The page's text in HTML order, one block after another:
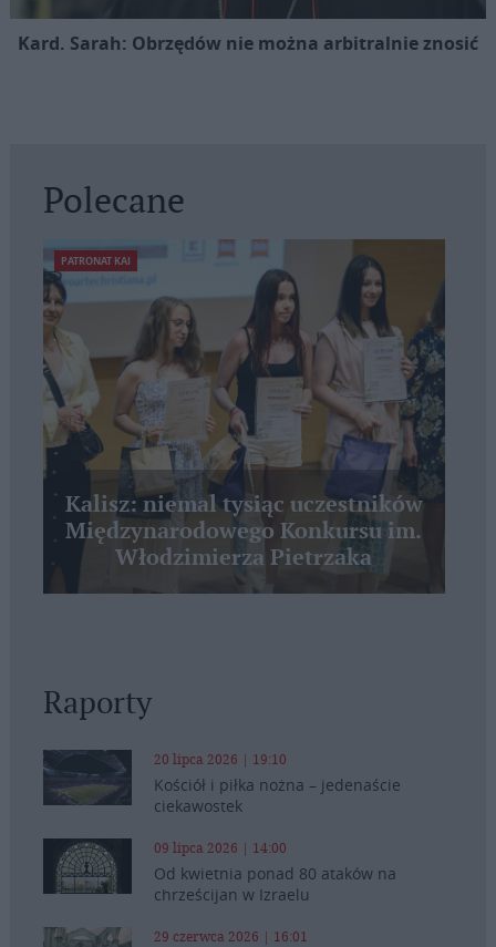
Kard. Sarah: Obrzędów nie można arbitralnie znosić
Polecane
PATRONAT KAI
Kalisz: niemal tysiąc uczestników
Międzynarodowego Konkursu im.
Włodzimierza Pietrzaka
Raporty
20 lipca 2026 | 19:10
Kościół i piłka nożna – jedenaście
ciekawostek
09 lipca 2026 | 14:00
Od kwietnia ponad 80 ataków na
chrześcijan w Izraelu
29 czerwca 2026 | 16:01